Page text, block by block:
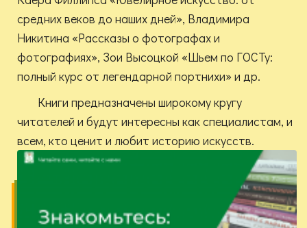
средних веков до наших дней», Владимира
Никитина «Рассказы о фотографах и
фотографиях», Зои Высоцкой «Шьем по ГОСТу:
полный курс от легендарной портнихи» и др.
Книги предназначены широкому кругу
читателей и будут интересны как специалистам, и
всем, кто ценит и любит историю искусств.